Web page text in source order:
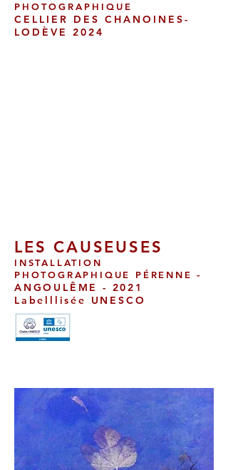
PHOTOGRAPHIQUE
CELLIER DES CHANOINES-
LODÈVE 2024
LES CAUSEUSES
INSTALLATION
PHOTOGRAPHIQUE PÉRENNE -
ANGOULÊME - 2021
Labelllisée UNESCO